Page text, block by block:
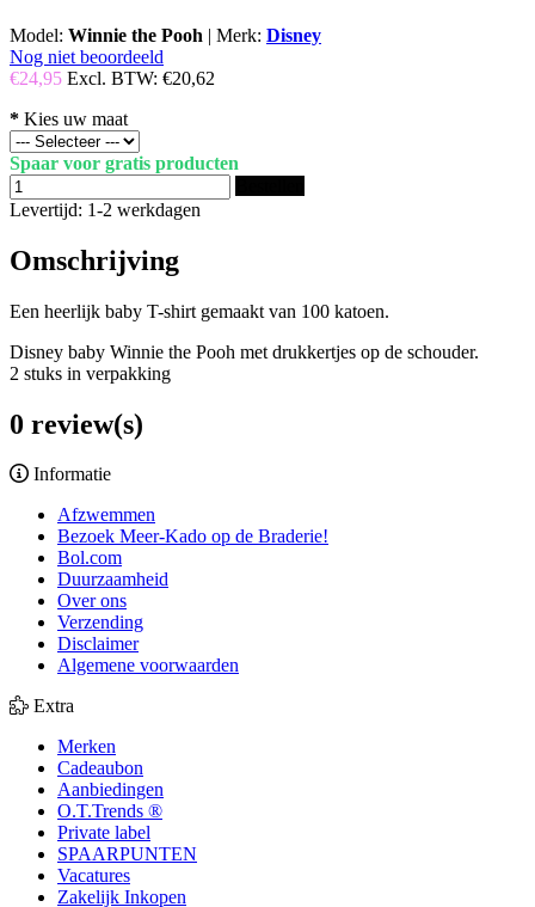
Model: Winnie the Pooh | Merk: Disney
Nog niet beoordeeld
€24,95 Excl. BTW: €20,62
* Kies uw maat
Spaar voor gratis producten
Levertijd: 1-2 werkdagen
Omschrijving
Een heerlijk baby T-shirt gemaakt van 100 katoen.
Disney baby Winnie the Pooh met drukkertjes op de schouder.
2 stuks in verpakking
0 review(s)
Informatie
Afzwemmen
Bezoek Meer-Kado op de Braderie!
Bol.com
Duurzaamheid
Over ons
Verzending
Disclaimer
Algemene voorwaarden
Extra
Merken
Cadeaubon
Aanbiedingen
O.T.Trends ®
Private label
SPAARPUNTEN
Vacatures
Zakelijk Inkopen